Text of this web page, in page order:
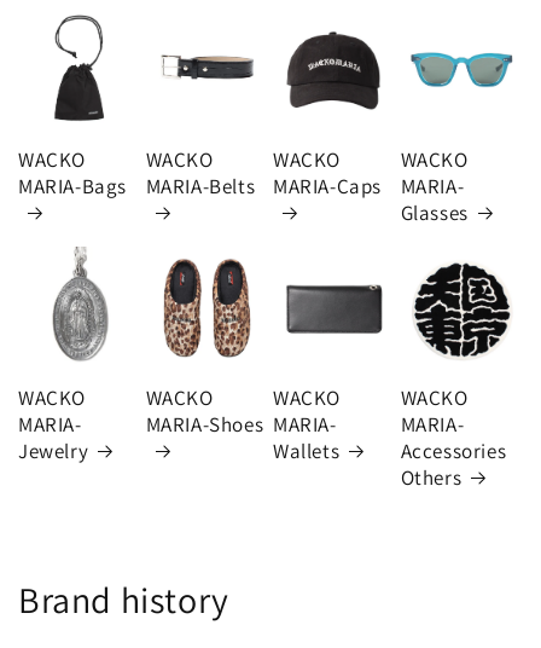
WACKO
MARIA-Bags
WACKO
MARIA-Belts
WACKO
MARIA-Caps
WACKO
MARIA-
Glasses
WACKO
MARIA-
Jewelry
WACKO
MARIA-Shoes
WACKO
MARIA-
Wallets
WACKO
MARIA-
Accessories
Others
Brand history